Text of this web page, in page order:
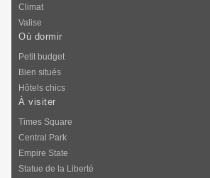
Climat
Valise
Où dormir
Petit budget
Bien situés
Hôtels chics
À visiter
Times Square
Central Park
Empire State
Statue de la Liberté